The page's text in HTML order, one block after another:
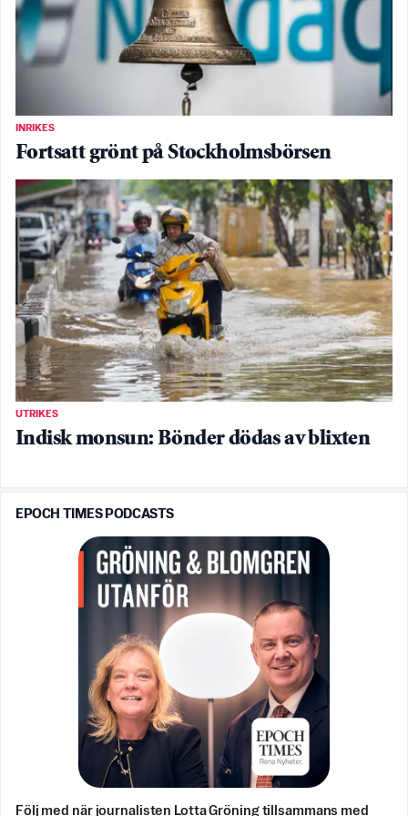
INRIKES
Fortsatt grönt på Stockholmsbörsen
UTRIKES
Indisk monsun: Bönder dödas av blixten
EPOCH TIMES PODCASTS
Följ med när journalisten Lotta Gröning tillsammans med